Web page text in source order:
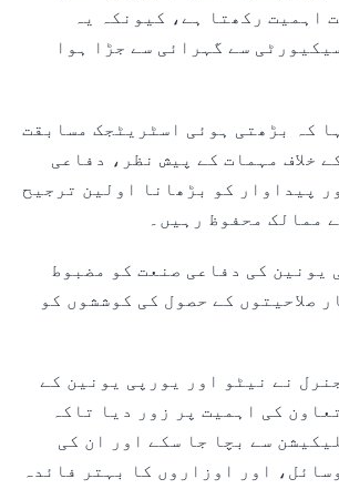
اہمیت رکھتا ہے، کیونکہ یہ
سے گہرائی سے جڑا ہوا
کہ بڑھتی ہوئی اسٹریٹجک مسابقت
خلاف مہمات کے پیش نظر، دفاعی
پیداوار کو بڑھانا اولین ترجیح
ممالک محفوظ رہیں۔
یونین کی دفاعی صنعت کو مضبوط
صلاحیتوں کے حصول کی کوششوں کو
نے نیٹو اور یورپی یونین کے
کی اہمیت پر زور دیا تاکہ
سے بچا جا سکے اور ان کی
اور اوزاروں کا بہتر فائدہ